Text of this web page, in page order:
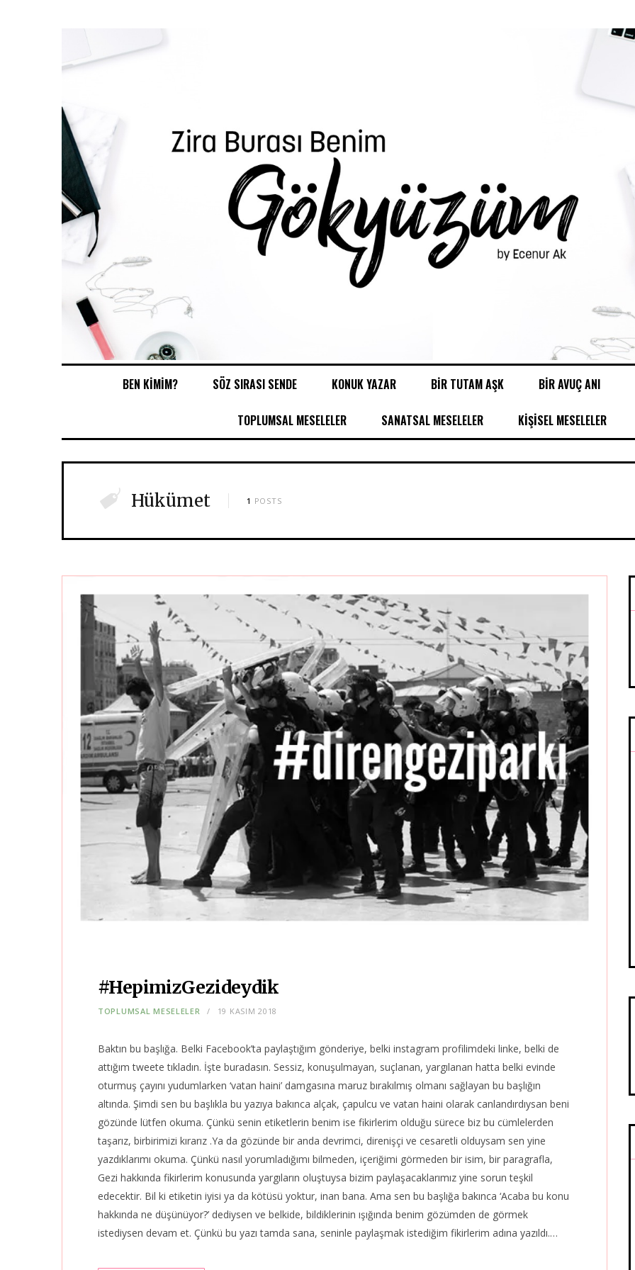
BEN KİMİM? SÖZ SIRASI SENDE KONUK YAZAR BİR TUTAM AŞK BİR AVUÇ ANI
TOPLUMSAL MESELELER SANATSAL MESELELER KİŞİSEL MESELELER
Hükümet 1 POSTS
#HepimizGezideydik
TOPLUMSAL MESELELER 19 KASIM 2018
Baktın bu başlığa. Belki Facebook’ta paylaştığım gönderiye, belki instagram profilimdeki linke, belki de
attığım tweete tıkladın. İşte buradasın. Sessiz, konuşulmayan, suçlanan, yargılanan hatta belki evinde
oturmuş çayını yudumlarken ‘vatan haini’ damgasına maruz bırakılmış olmanı sağlayan bu başlığın
altında. Şimdi sen bu başlıkla bu yazıya bakınca alçak, çapulcu ve vatan haini olarak canlandırdıysan beni
gözünde lütfen okuma. Çünkü senin etiketlerin benim ise fikirlerim olduğu sürece biz bu cümlelerden
taşarız, birbirimizi kırarız .Ya da gözünde bir anda devrimci, direnişçi ve cesaretli olduysam sen yine
yazdıklarımı okuma. Çünkü nasıl yorumladığımı bilmeden, içeriğimi görmeden bir isim, bir paragrafla,
Gezi hakkında fikirlerim konusunda yargıların oluştuysa bizim paylaşacaklarımız yine sorun teşkil
edecektir. Bil ki etiketin iyisi ya da kötüsü yoktur, inan bana. Ama sen bu başlığa bakınca ‘Acaba bu konu
hakkında ne düşünüyor?’ dediysen ve belkide, bildiklerinin ışığında benim gözümden de görmek
istediysen devam et. Çünkü bu yazı tamda sana, seninle paylaşmak istediğim fikirlerim adına yazıldı.…